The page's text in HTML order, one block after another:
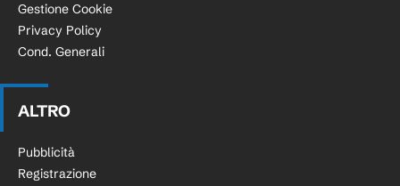
Gestione Cookie
Privacy Policy
Cond. Generali
ALTRO
Pubblicità
Registrazione